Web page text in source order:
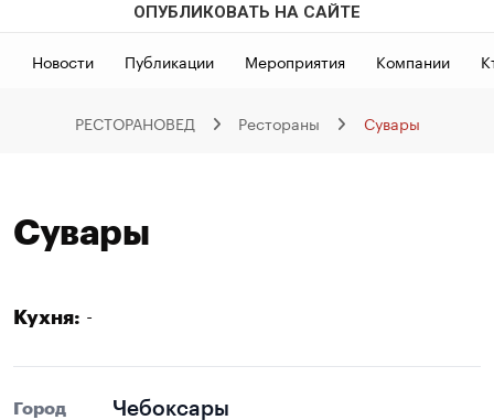
ОПУБЛИКОВАТЬ НА САЙТЕ
Новости Публикации Мероприятия Компании
РЕСТОРАНОВЕД Рестораны Сувары
Сувары
Кухня: -
Город Чебоксары